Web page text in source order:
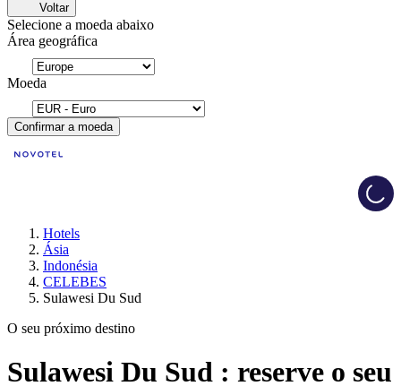
Voltar
Selecione a moeda abaixo
Área geográfica
Moeda
Confirmar a moeda
Hotels
Ásia
Indonésia
CELEBES
Sulawesi Du Sud
O seu próximo destino
Sulawesi Du Sud : reserve o seu